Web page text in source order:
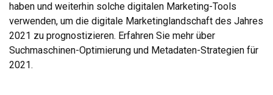
haben und weiterhin solche digitalen Marketing-Tools
verwenden, um die digitale Marketinglandschaft des Jahres
2021 zu prognostizieren. Erfahren Sie mehr über
Suchmaschinen-Optimierung und Metadaten-Strategien für
2021.